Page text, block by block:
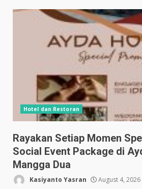
Hotel dan Restoran
Rayakan Setiap Momen
Social Event Package di
Mangga Dua
Kasiyanto Yasran August 4, 2026